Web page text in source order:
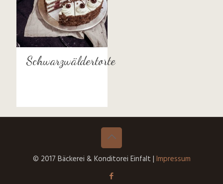
Schwarzwäldertorte
© 2017 Bäckerei & Konditorei Einfalt | Impressum